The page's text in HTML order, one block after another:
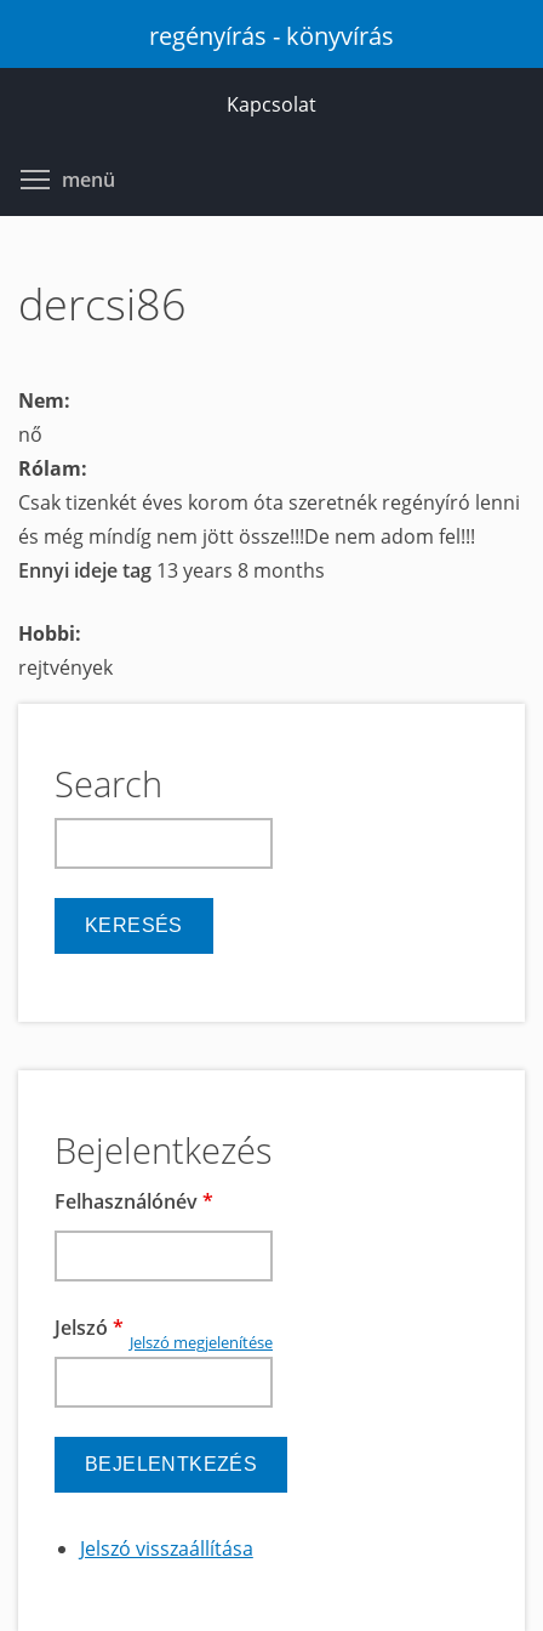
regényírás - könyvírás
Kapcsolat
menü
dercsi86
Nem:
nő
Rólam:
Csak tizenkét éves korom óta szeretnék regényíró lenni
és még míndíg nem jött össze!!!De nem adom fel!!!
Ennyi ideje tag 13 years 8 months
Hobbi:
rejtvények
Search
Bejelentkezés
Felhasználónév*
Jelszó *
Jelszó megjelenítése
Jelszó visszaállítása